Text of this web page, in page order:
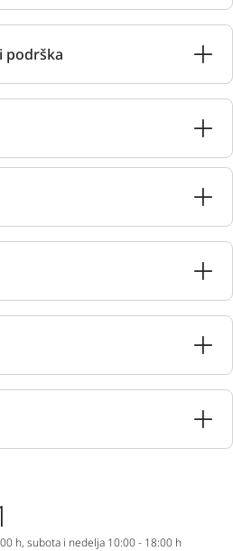
podrška
h, subota i nedelja 10:00 - 18:00 h